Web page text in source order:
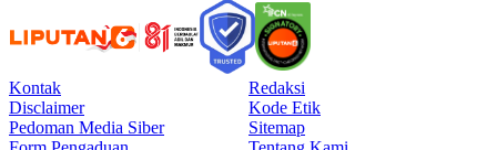
Kontak
Redaksi
Disclaimer
Kode Etik
Pedoman Media Siber
Sitemap